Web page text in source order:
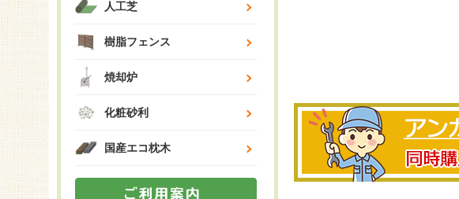
人工芝
樹脂フェンス
焼却炉
化粧砂利
国産エコ枕木